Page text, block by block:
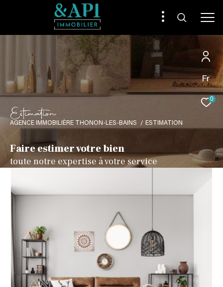
Fr
0
Estimaion
AGENCE IMMOBILIÈRE THONON-LES-BAINS ESTIMATION
Faire estimer votre bien
toute notre expertise à votre service